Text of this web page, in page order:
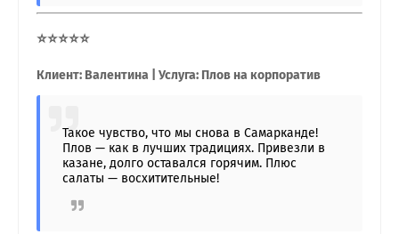
⭐⭐⭐⭐⭐
Клиент: Валентина | Услуга: Плов на корпоратив
Такое чувство, что мы снова в Самарканде!
Плов — как в лучших традициях. Привезли в
казане, долго оставался горячим. Плюс
салаты — восхитительные!